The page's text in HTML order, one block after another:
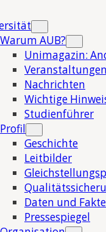
Warum AUB?
Unimagazin:
Veranstaltungen
Nachrichten
Wichtige
Studienführer
Profil
Geschichte
Leitbilder
Daten und
Pressespiegel